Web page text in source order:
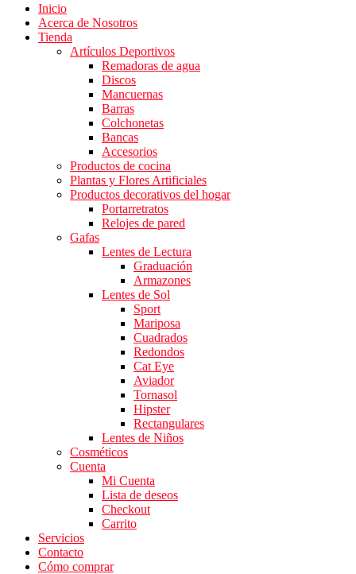
Inicio
Acerca de Nosotros
Tienda
Artículos Deportivos
Remadoras de agua
Discos
Mancuernas
Barras
Colchonetas
Bancas
Accesorios
Productos de cocina
Plantas y Flores Artificiales
Productos decorativos del hogar
Portarretratos
Relojes de pared
Gafas
Lentes de Lectura
Graduación
Armazones
Lentes de Sol
Sport
Mariposa
Cuadrados
Redondos
Cat Eye
Aviador
Tornasol
Hipster
Rectangulares
Lentes de Niños
Cosméticos
Cuenta
Mi Cuenta
Lista de deseos
Checkout
Carrito
Servicios
Contacto
Cómo comprar